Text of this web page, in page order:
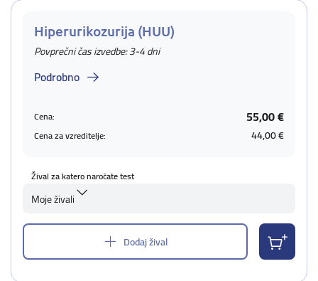
Hiperurikozurija (HUU)
Povprečni čas izvedbe: 3-4 dni
Podrobno
Cena: 55,00 €
Cena za vzreditelje: 44,00 €
Žival za katero naročate test
Moje živali
Dodaj žival